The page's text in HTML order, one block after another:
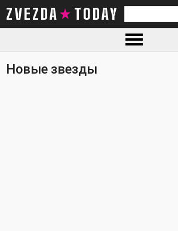
ZVEZDA TODAY
Новые звезды